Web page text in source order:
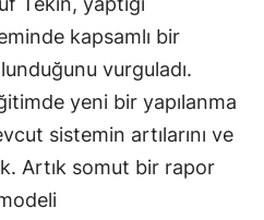
Kayseri
Kırşehir
Kocaeli
kapsamlı bir
vurguladı.
yeni bir yapılanma
sistemin artılarını ve
Artık somut bir rapor